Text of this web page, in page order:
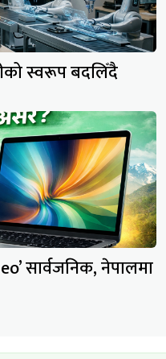
स्वरूप बदलिँदै
सार्वजनिक, नेपालमा